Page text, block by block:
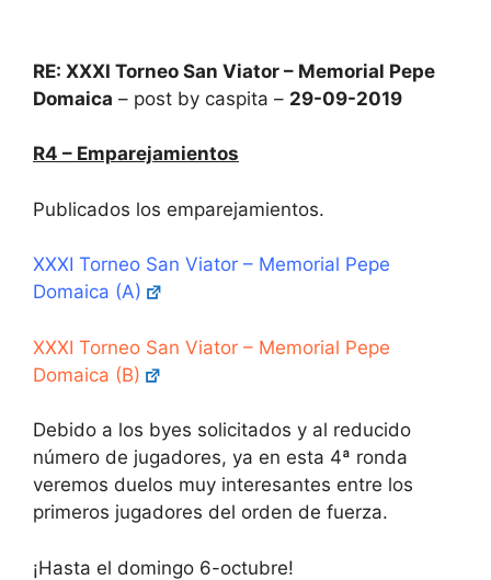
RE: XXXI Torneo San Viator – Memorial Pepe
Domaica – post by caspita – 29-09-2019
R4 – Emparejamientos
Publicados los emparejamientos.
XXXI Torneo San Viator – Memorial Pepe
Domaica (A)
XXXI Torneo San Viator – Memorial Pepe
Domaica (B)
Debido a los byes solicitados y al reducido
número de jugadores, ya en esta 4ª ronda
veremos duelos muy interesantes entre los
primeros jugadores del orden de fuerza.
¡Hasta el domingo 6-octubre!